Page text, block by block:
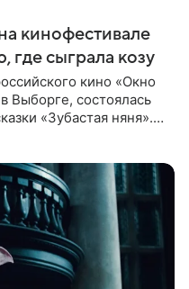
кинофестивале
где сыграла козу
кино «Окно
Выборге, состоялась
«Зубастая няня».